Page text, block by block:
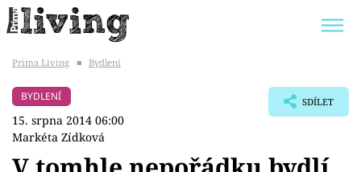
BYDLENÍ SLAVNÝCH
Prima Living ■ Bydlení
BYDLENÍ
15. srpna 2014 06:00
Markéta Zídková
SDÍLET